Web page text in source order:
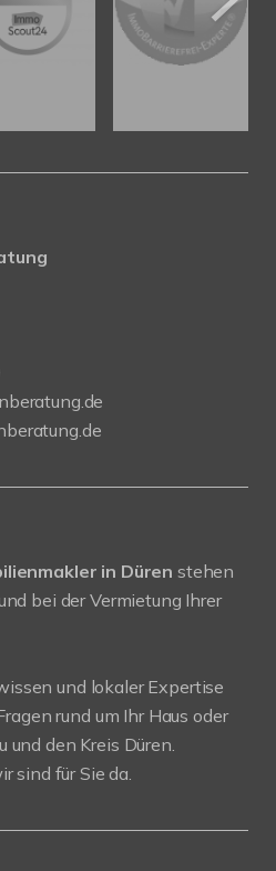
in Düren stehen
bei der Vermietung Ihrer
und lokaler Expertise
rund um Ihr Haus oder
und den Kreis Düren.
sind für Sie da.